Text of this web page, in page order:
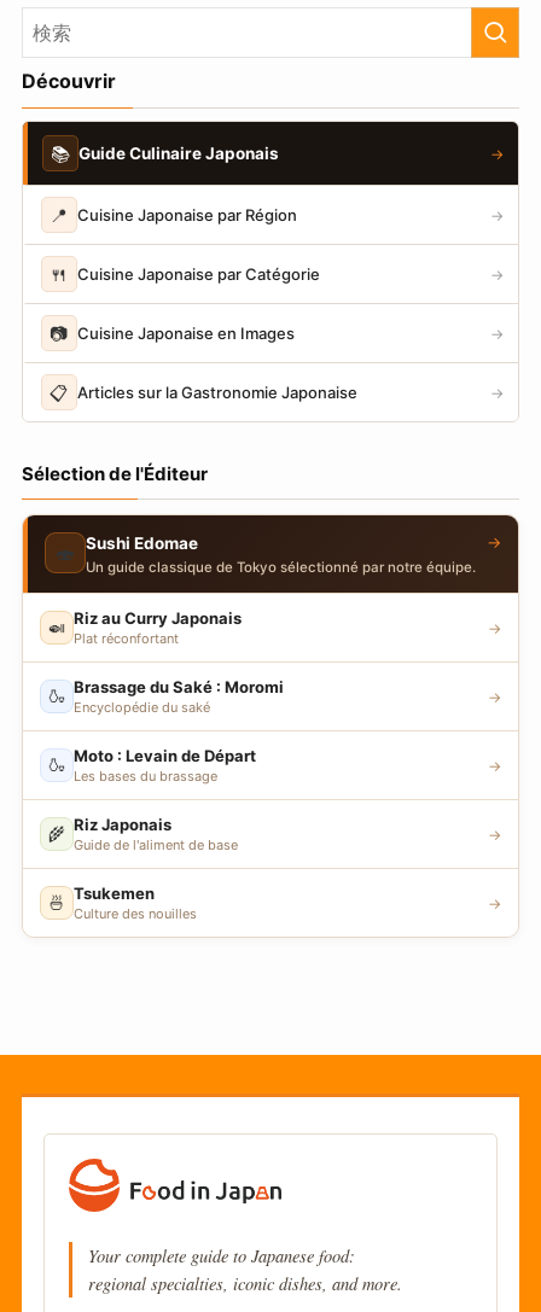
Découvrir
📚 Guide Culinaire Japonais →
📍 Cuisine Japonaise par Région →
🍴 Cuisine Japonaise par Catégorie →
📷 Cuisine Japonaise en Images →
📋 Articles sur la Gastronomie Japonaise →
Sélection de l'Éditeur
🍣 Sushi Edomae
Un guide classique de Tokyo sélectionné par notre équipe.
→
🍛 Riz au Curry Japonais
Plat réconfortant
→
🍶 Brassage du Saké : Moromi
Encyclopédie du saké
→
🍶 Moto : Levain de Départ
Les bases du brassage
→
🌾 Riz Japonais
Guide de l'aliment de base
→
🍜 Tsukemen
Culture des nouilles
→
Your complete guide to Japanese food:
regional specialties, iconic dishes, and more.